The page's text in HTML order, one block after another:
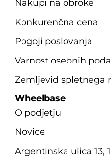
Nakupi na obroke
Konkurenčna cena
Pogoji poslovanja
Varnost osebnih
Zemljevid spletnega
Wheelbase
O podjetju
Novice
Argentinska ulica 13,